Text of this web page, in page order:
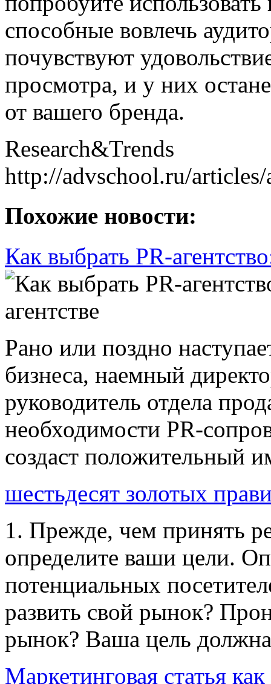
способные вовлечь
почувствуют
просмотра, и у них
от вашего бренда.
Research&Trends
http://advschool.ru/
Похожие новости:
Как выбрать PR-
Рано или поздно
бизнеса, наемный
руководитель отдела
необходимости PR-
создаст положительный
шестьдесят золотых
1. Прежде, чем принять
определите ваши цели.
потенциальных
развить свой рынок?
рынок? Ваша цель
Маркетинговая статья